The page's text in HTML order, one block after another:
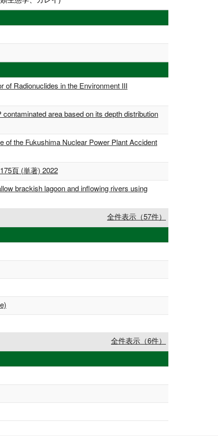
of Radionuclides in the Environment III
area based on its depth distribution
of the Fukushima Nuclear Power Plant Accident
頁 (単著) 2022
brackish lagoon and inflowing rivers using
全件表示（57件）
全件表示（6件）